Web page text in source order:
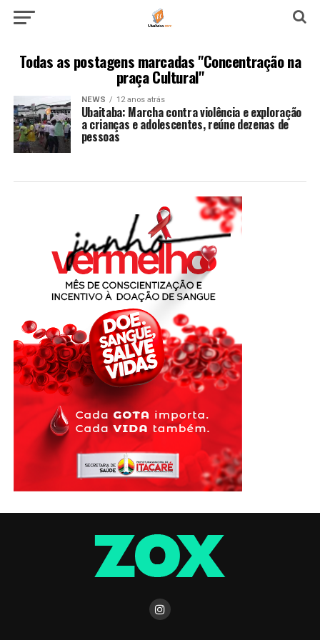
Todas as postagens marcadas "Concentração na
praça Cultural"
NEWS 12 anos atrás
Ubaitaba: Marcha contra violência e exploração
a crianças e adolescentes, reúne dezenas de
pessoas